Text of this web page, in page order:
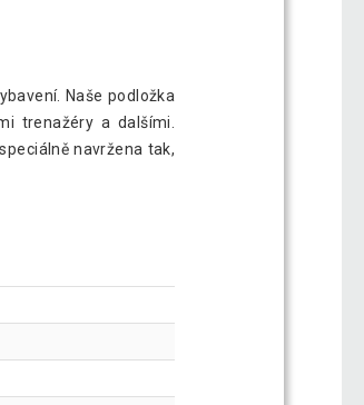
Naše podložka
trenažéry a dalšími.
navržena tak,